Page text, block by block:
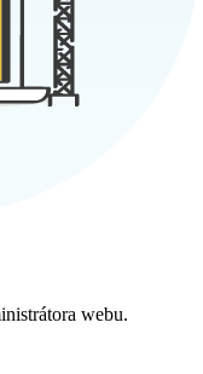
webu.